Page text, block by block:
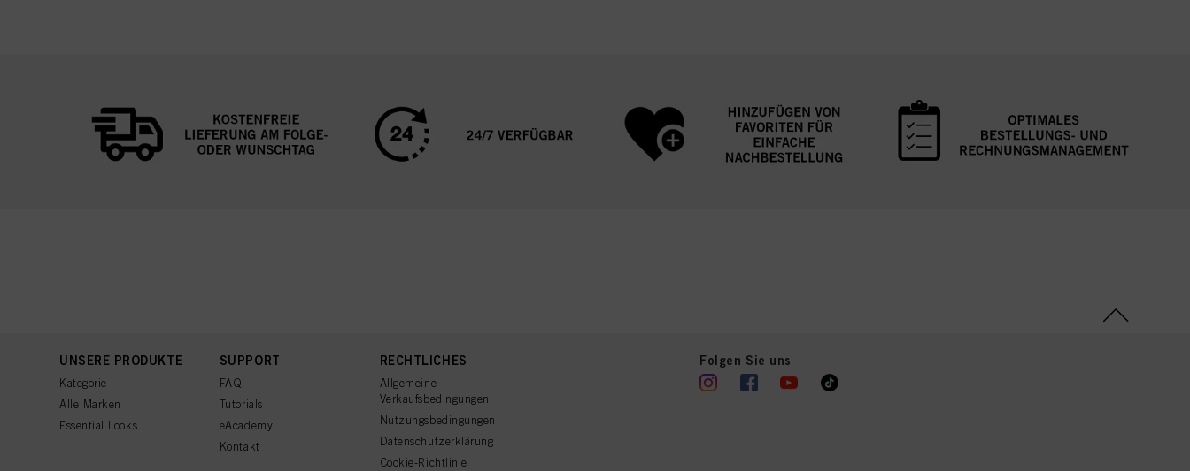
UNSERE PRODUKTE
Kategorie
Alle Marken
Essential Looks
SUPPORT
FAQ
Tutorials
eAcademy
Kontakt
RECHTLICHES
Allgemeine
Verkaufsbedingungen
Nutzungsbedingungen
Datenschutzerklärung
Cookie-Richtlinie
Folgen Sie uns